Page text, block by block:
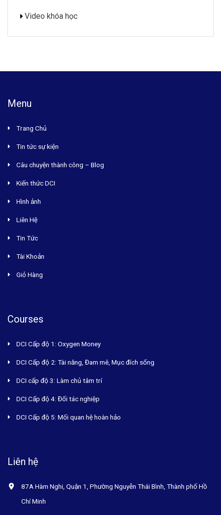
Video khóa học
Menu
Trang Chủ
Tin tức sự kiện
Câu chuyện thành công – Blog
Kiến thức DCI
Hình ảnh
Liên Hệ
Tin Tức
Tài Khoản
Giỏ Hàng
Courses
DCI Cấp độ 1: Oxygen Money
DCI Cấp độ 2: Tài năng, Đam mê, Mục đích sống
DCI cấp độ 3: Làm chủ tâm trí
DCI Cấp độ 4: Đối tác nghiệp
DCI Cấp độ 5: Mối quan hệ hoàn hảo
Liên hệ
87A Hàm Nghi, Quận 1, Phường Nguyễn Thái Bình, Thành phố Hồ
Chí Minh